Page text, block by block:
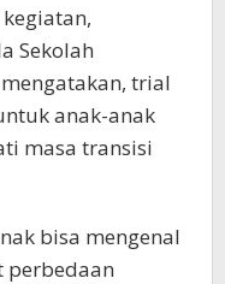
Sekolah
trial
anak-anak
masa transisi
bisa mengenal
perbedaan